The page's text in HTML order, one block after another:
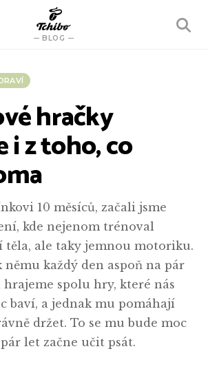
BLOG
VYHLEDÁVÁNÍ
hračky
z toho, co
10 měsíců, začali jsme
kde nejenom trénoval
těla, ale taky jemnou motoriku.
němu každý den aspoň na pár
spolu hry, které nás
baví, a jednak mu pomáhají
držet. To se mu bude moc
let začne učit psát.